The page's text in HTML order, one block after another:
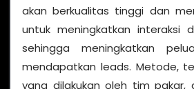
akan berkualitas tinggi dan
untuk meningkatkan interaksi
sehingga meningkatkan
mendapatkan leads. Metode,
yang dilakukan oleh tim pakar,